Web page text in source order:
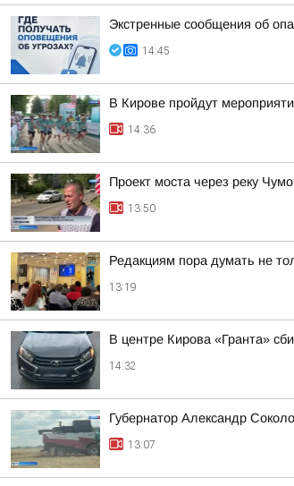
Экстренные сообщения об
14:45
В Кирове пройдут
14:36
Проект моста через реку
13:50
Редакциям пора думать не
13:19
В центре Кирова «Гранта»
14:32
Губернатор Александр
13:07